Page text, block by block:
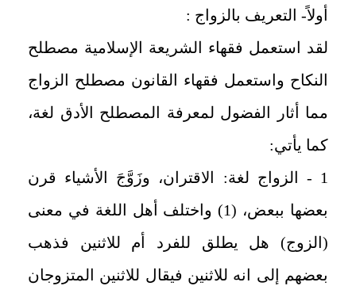
أولاً- التعريف بالزواج :
لقد استعمل فقهاء الشريعة الإسلامية مصطلح
النكاح واستعمل فقهاء القانون مصطلح الزواج
مما أثار الفضول لمعرفة المصطلح الأدق لغة،
كما يأتي:
1 - الزواج لغة: الاقتران، وزَوَّجَ الأشياء قرن
بعضها ببعض، (1) واختلف أهل اللغة في معنى
(الزوج) هل يطلق للفرد أم للاثنين فذهب
بعضهم إلى انه للاثنين فيقال للاثنين المتزوجان